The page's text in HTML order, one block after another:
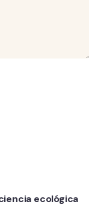
ecológica